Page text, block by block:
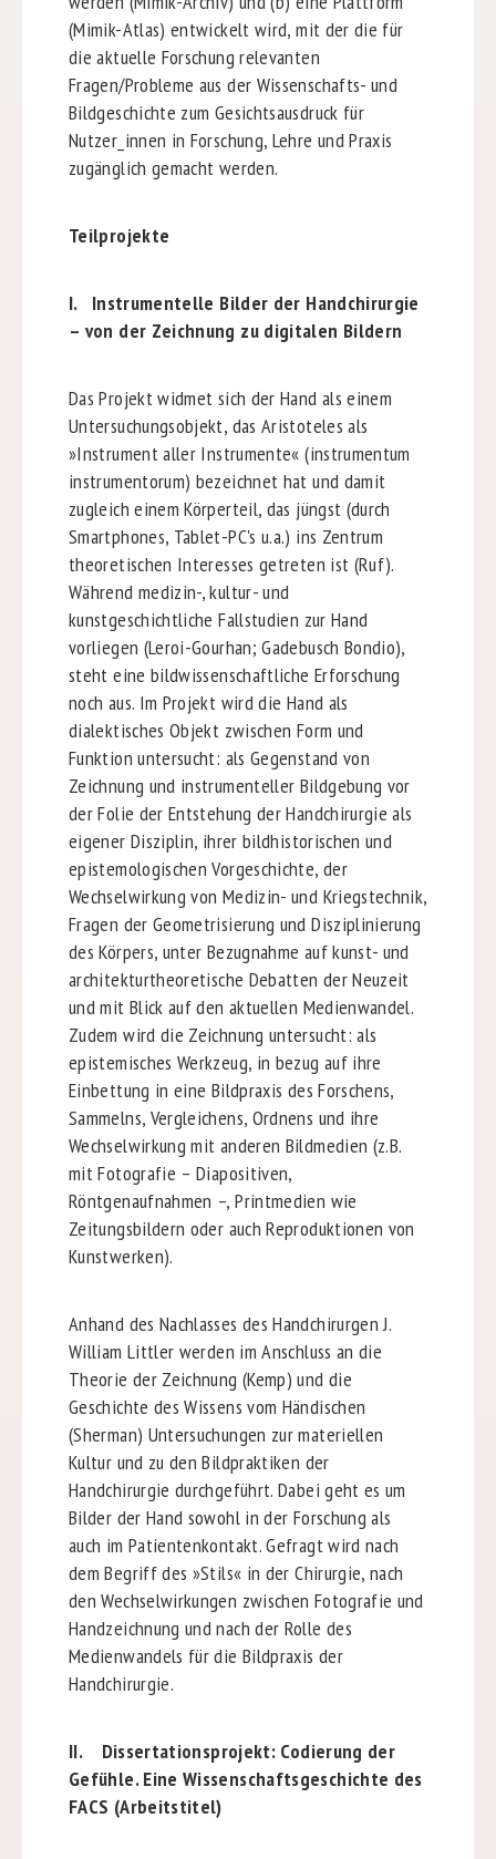
(Mimik-Atlas) entwickelt wird, mit der die für
die aktuelle Forschung relevanten
Fragen/Probleme aus der Wissenschafts- und
Bildgeschichte zum Gesichtsausdruck für
Nutzer_innen in Forschung, Lehre und Praxis
zugänglich gemacht werden.
Teilprojekte
I. Instrumentelle Bilder der Handchirurgie
– von der Zeichnung zu digitalen Bildern
Das Projekt widmet sich der Hand als einem
Untersuchungsobjekt, das Aristoteles als
»Instrument aller Instrumente« (instrumentum
instrumentorum) bezeichnet hat und damit
zugleich einem Körperteil, das jüngst (durch
Smartphones, Tablet-PC's u.a.) ins Zentrum
theoretischen Interesses getreten ist (Ruf).
Während medizin-, kultur- und
kunstgeschichtliche Fallstudien zur Hand
vorliegen (Leroi-Gourhan; Gadebusch Bondio),
steht eine bildwissenschaftliche Erforschung
noch aus. Im Projekt wird die Hand als
dialektisches Objekt zwischen Form und
Funktion untersucht: als Gegenstand von
Zeichnung und instrumenteller Bildgebung vor
der Folie der Entstehung der Handchirurgie als
eigener Disziplin, ihrer bildhistorischen und
epistemologischen Vorgeschichte, der
Wechselwirkung von Medizin- und Kriegstechnik,
Fragen der Geometrisierung und Disziplinierung
des Körpers, unter Bezugnahme auf kunst- und
architekturtheoretische Debatten der Neuzeit
und mit Blick auf den aktuellen Medienwandel.
Zudem wird die Zeichnung untersucht: als
epistemisches Werkzeug, in bezug auf ihre
Einbettung in eine Bildpraxis des Forschens,
Sammelns, Vergleichens, Ordnens und ihre
Wechselwirkung mit anderen Bildmedien (z.B.
mit Fotografie – Diapositiven,
Röntgenaufnahmen –, Printmedien wie
Zeitungsbildern oder auch Reproduktionen von
Kunstwerken).
Anhand des Nachlasses des Handchirurgen J.
William Littler werden im Anschluss an die
Theorie der Zeichnung (Kemp) und die
Geschichte des Wissens vom Händischen
(Sherman) Untersuchungen zur materiellen
Kultur und zu den Bildpraktiken der
Handchirurgie durchgeführt. Dabei geht es um
Bilder der Hand sowohl in der Forschung als
auch im Patientenkontakt. Gefragt wird nach
dem Begriff des »Stils« in der Chirurgie, nach
den Wechselwirkungen zwischen Fotografie und
Handzeichnung und nach der Rolle des
Medienwandels für die Bildpraxis der
Handchirurgie.
II. Dissertationsprojekt: Codierung der
Gefühle. Eine Wissenschaftsgeschichte des
FACS (Arbeitstitel)